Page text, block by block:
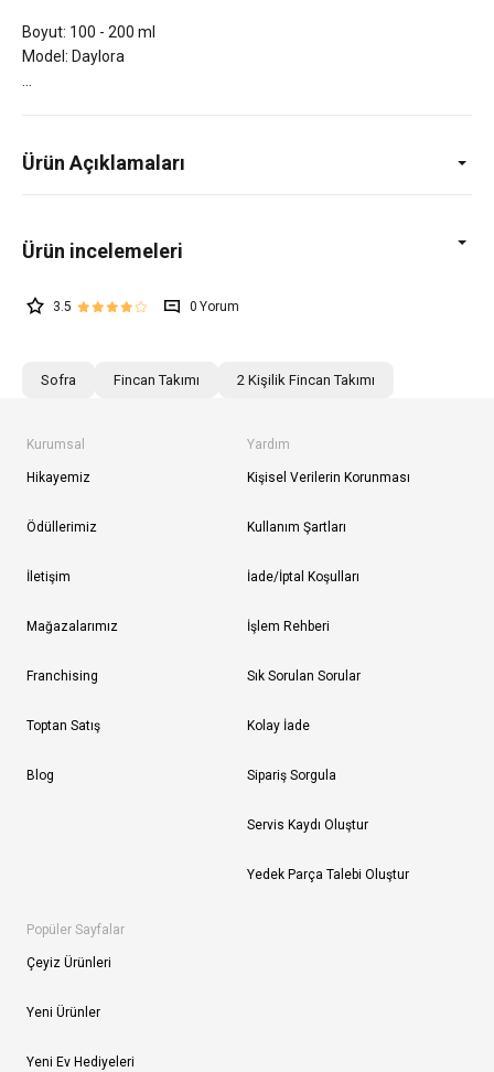
Boyut: 100 - 200 ml
Model: Daylora
Ürün Açıklamaları
3.5 0
Sofra Fincan Takımı 2 Kişilik Fincan Takımı
Kurumsal
Hikayemiz
Ödüllerimiz
İletişim
Mağazalarımız
Franchising
Toptan Satış
Blog
Yardım
Kişisel Verilerin Korunması
Kullanım Şartları
İade/İptal Koşulları
İşlem Rehberi
Sık Sorulan Sorular
Kolay İade
Sipariş Sorgula
Servis Kaydı Oluştur
Yedek Parça Talebi Oluştur
Popüler Sayfalar
Çeyiz Ürünleri
Yeni Ürünler
Yeni Ev Hediyeleri